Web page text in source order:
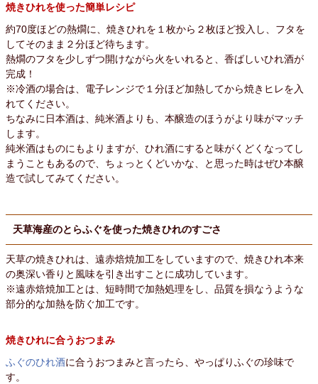
焼きひれを使った簡単レシピ
約70度ほどの熱燗に、焼きひれを１枚から２枚ほど投入し、フタを
してそのまま２分ほど待ちます。
熱燗のフタを少しずつ開けながら火をいれると、香ばしいひれ酒が
完成！
※冷酒の場合は、電子レンジで１分ほど加熱してから焼きヒレを入
れてください。
ちなみに日本酒は、純米酒よりも、本醸造のほうがより味がマッチ
します。
純米酒はものにもよりますが、ひれ酒にすると味がくどくなってし
まうこともあるので、ちょっとくどいかな、と思った時はぜひ本醸
造で試してみてください。
天草海産のとらふぐを使った焼きひれのすごさ
天草の焼きひれは、遠赤焙焼加工をしていますので、焼きひれ本来
の奥深い香りと風味を引き出すことに成功しています。
※遠赤焙焼加工とは、短時間で加熱処理をし、品質を損なうような
部分的な加熱を防ぐ加工です。
焼きひれに合うおつまみ
ふぐのひれ酒に合うおつまみと言ったら、やっぱりふぐの珍味で
す。